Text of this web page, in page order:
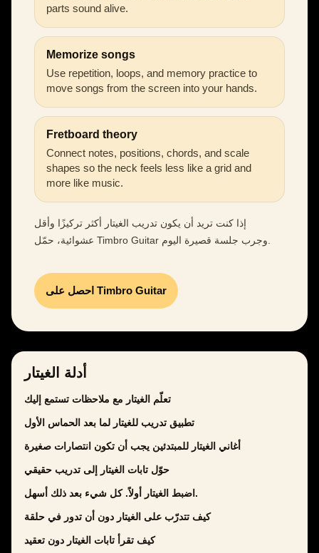
parts sound alive.
Memorize songs
Use repetition, loops, and memory practice to
move songs from the screen into your hands.
Fretboard theory
Connect notes, positions, chords, and scale
shapes so the neck feels less like a grid and
more like music.
إذا كنت تريد أن يكون تدريب الغيتار أكثر تركيزًا وأقل
عشوائية، حمّل Timbro Guitar وجرب جلسة قصيرة اليوم.
احصل على Timbro Guitar
أدلة الغيتار
تعلّم الغيتار مع ملاحظات تستمع إليك
تطبيق تدريب للغيتار لما بعد الحماس الأول
أغاني الغيتار للمبتدئين يجب أن تكون انتصارات صغيرة
حوّل تابات الغيتار إلى تدريب حقيقي
اضبط الغيتار أولاً. كل شيء بعد ذلك أسهل.
كيف تتدرّب على الغيتار دون أن تدور في حلقة
كيف تقرأ تابات الغيتار دون تعقيد